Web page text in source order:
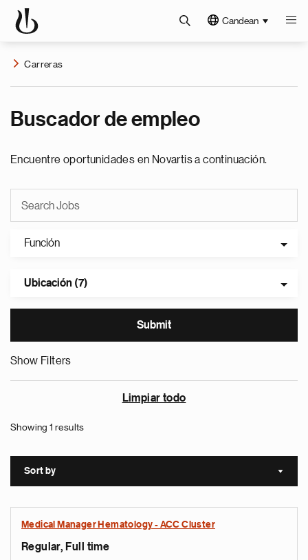
Candean
Carreras
Buscador de empleo
Encuentre oportunidades en Novartis a continuación.
Función
Ubicación (7)
Show Filters
Limpiar todo
Showing 1 results
Sort by Sort
Medical Manager Hematology - ACC Cluster
Regular, Full time